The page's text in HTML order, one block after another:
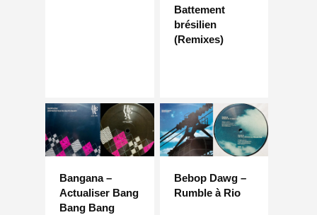
Battement
brésilien
(Remixes)
Bangana –
Actualiser Bang
Bang Bang
Bebop Dawg –
Rumble à Rio